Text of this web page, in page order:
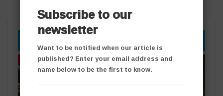
తాజా వార్తలు తాజా వార్తలు
Subscribe to our
newsletter
Want to be notified when our article is
published? Enter your email address and
name below to be the first to know.